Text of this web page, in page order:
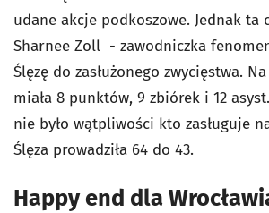
udane akcje podkoszowe. Jednak ta
Sharnee Zoll - zawodniczka
Ślęzę do zasłużonego zwycięstwa.
miała 8 punktów, 9 zbiórek i 12
nie było wątpliwości kto zasługuje
Ślęza prowadziła 64 do 43.
Happy end dla